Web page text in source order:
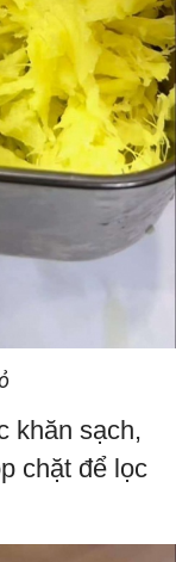
khăn sạch,
chặt để lọc